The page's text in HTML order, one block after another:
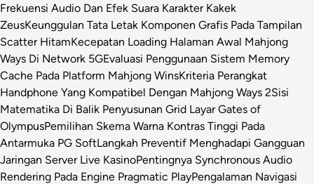
Frekuensi Audio Dan Efek Suara Karakter Kakek
ZeusKeunggulan Tata Letak Komponen Grafis Pada Tampilan
Scatter HitamKecepatan Loading Halaman Awal Mahjong
Ways Di Network 5GEvaluasi Penggunaan Sistem Memory
Cache Pada Platform Mahjong WinsKriteria Perangkat
Handphone Yang Kompatibel Dengan Mahjong Ways 2Sisi
Matematika Di Balik Penyusunan Grid Layar Gates of
OlympusPemilihan Skema Warna Kontras Tinggi Pada
Antarmuka PG SoftLangkah Preventif Menghadapi Gangguan
Jaringan Server Live KasinoPentingnya Synchronous Audio
Rendering Pada Engine Pragmatic PlayPengalaman Navigasi